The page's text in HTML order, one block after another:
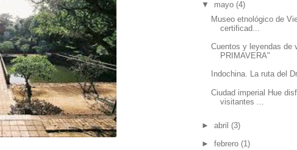
▼ mayo (4)
Museo etnológico de
certificad...
Cuentos y leyendas de
PRIMAVERA"
Indochina. La ruta del
Ciudad imperial Hue
visitantes ...
► abril (3)
► febrero (1)